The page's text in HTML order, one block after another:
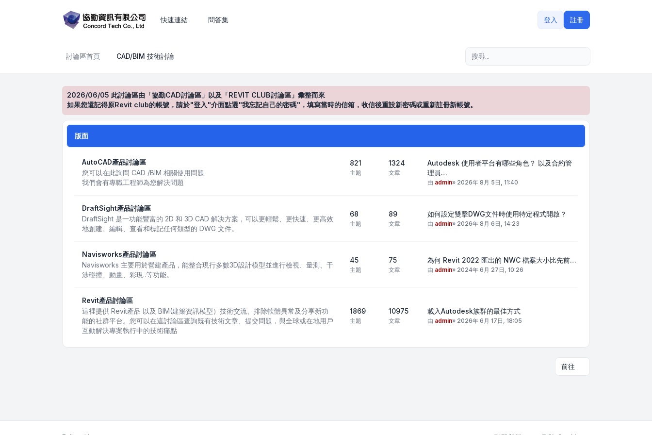
快速連結 問答集 登入 註冊
討論區首頁 CAD/BIM 技術討論
2026/06/05 此討論區由「協勤CAD討論區」以及「REVIT CLUB討論區」彙整而來
如果您還記得原Revit club的帳號，請於"登入"介面點選"我忘記自己的密碼"，填寫當時的信箱，收信後重設新密碼或重新註冊新帳號。
版面
AutoCAD產品討論區
您可以在此詢問 CAD /BIM 相關使用問題
我們會有專職工程師為您解決問題
821
主題
1324
文章
Autodesk 使用者平台有哪些角色？ 以及合約管
理員…
由 admin» 2026年 8月 5日, 11:40
DraftSight產品討論區
DraftSight 是一功能豐富的 2D 和 3D CAD 解决方案，可以更輕鬆、更快速、更高效
地創建、編輯、查看和標記任何類型的 DWG 文件。
68
主題
89
文章
如何設定雙擊DWG文件時使用特定程式開啟？
由 admin» 2026年 8月 6日, 14:23
Navisworks產品討論區
Navisworks 主要用於營建產品，能整合現行多數3D設計模型並進行檢視、量測、干
涉碰撞、動畫、彩現..等功能。
45
主題
75
文章
為何 Revit 2022 匯出的 NWC 檔案大小比先前…
由 admin» 2024年 6月 27日, 10:26
Revit產品討論區
這裡提供 Revit產品 以及 BIM(建築資訊模型）技術交流、排除軟體異常及分享新功
能的社群平台。您可以在這討論區查詢既有技術文章、提交問題，與全球或在地用戶
互動解決專案執行中的技術痛點
1869
主題
10975
文章
載入Autodesk族群的最佳方式
由 admin» 2026年 6月 17日, 18:05
前往